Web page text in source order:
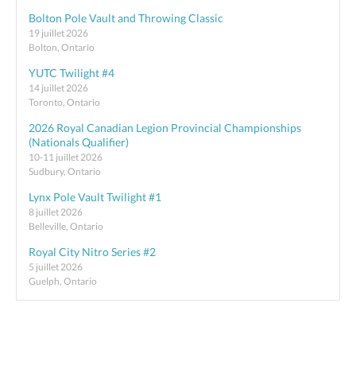
Bolton Pole Vault and Throwing Classic
19 juillet 2026
Bolton, Ontario
YUTC Twilight #4
14 juillet 2026
Toronto, Ontario
2026 Royal Canadian Legion Provincial Championships
(Nationals Qualifier)
10-11 juillet 2026
Sudbury, Ontario
Lynx Pole Vault Twilight #1
8 juillet 2026
Belleville, Ontario
Royal City Nitro Series #2
5 juillet 2026
Guelph, Ontario